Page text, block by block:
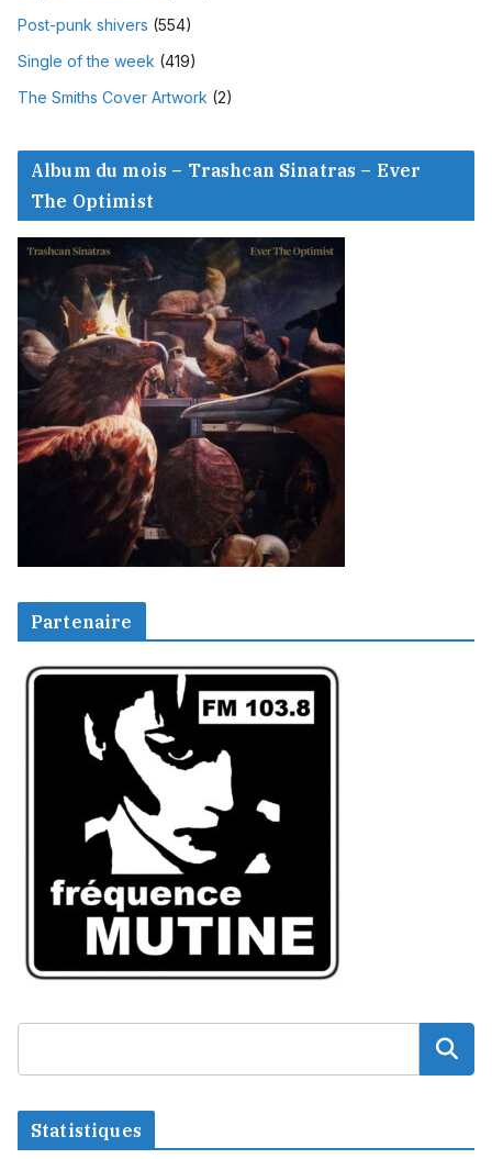
Post-punk shivers (554)
Single of the week (419)
The Smiths Cover Artwork (2)
Album du mois – Trashcan Sinatras – Ever
The Optimist
Partenaire
Statistiques